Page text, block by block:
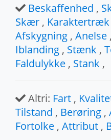
Beskaffenhed ,
Skær , Karaktertræk
Afskygning , Anelse ,
Iblanding , Stænk ,
Faldulykke , Stank ,
Altri: Fart ,
Tilstand , Berøring ,
Fortolke , Attribut ,